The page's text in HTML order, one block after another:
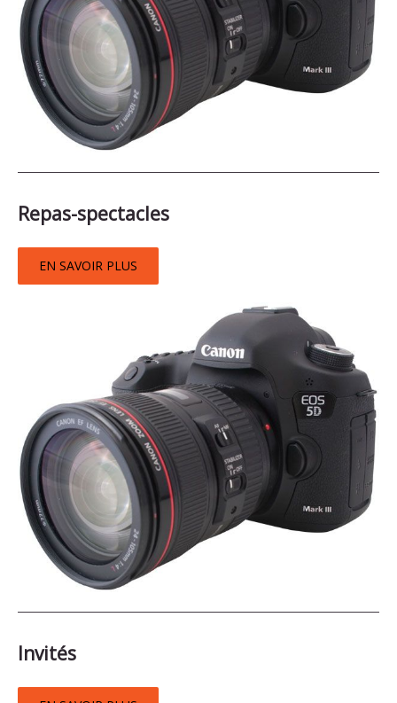
Contact
Appelez-
nous
Repas-spectacles
EN SAVOIR PLUS
Invités